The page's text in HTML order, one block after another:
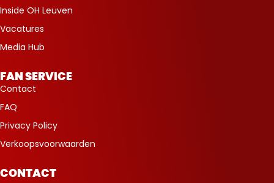
Inside OH Leuven
Vacatures
Media Hub
FAN SERVICE
Contact
FAQ
Privacy Policy
Verkoopsvoorwaarden
CONTACT